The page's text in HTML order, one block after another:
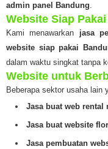
admin panel Bandung.
Website Siap
Kami menawarkan jasa
website siap pakai
dalam waktu singkat tanpa
Website untuk
Beberapa sektor usaha lain
Jasa buat web rental
Jasa buat website
Jasa pembuatan